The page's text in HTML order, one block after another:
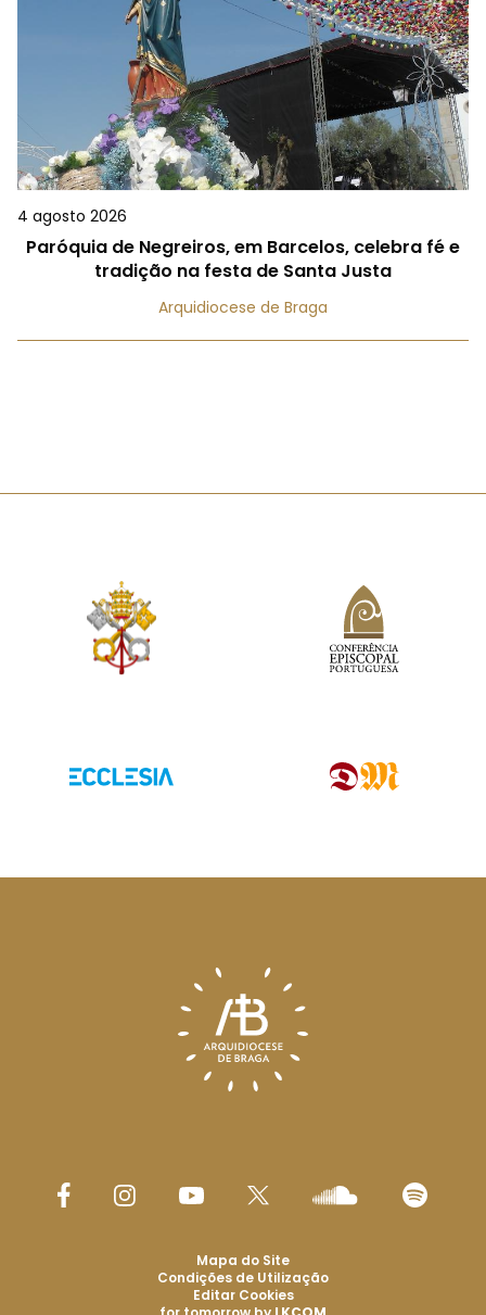
4 agosto 2026
Paróquia de Negreiros, em Barcelos, celebra fé e
tradição na festa de Santa Justa
Arquidiocese de Braga
Mapa do Site
Condições de Utilização
Editar Cookies